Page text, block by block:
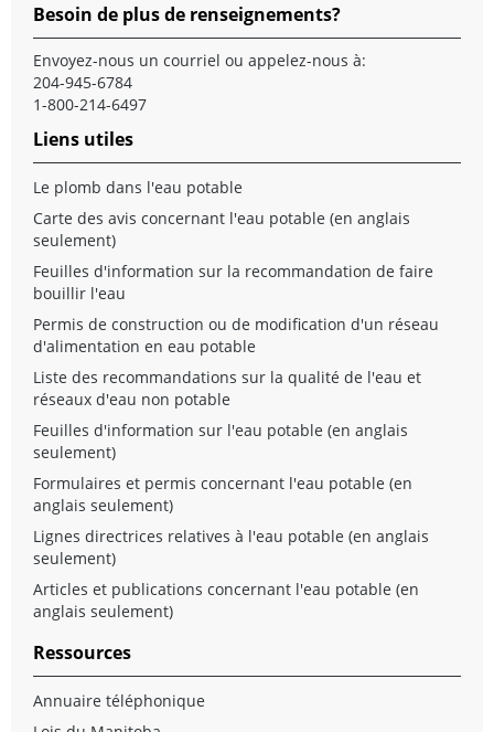
Besoin de plus de renseignements?
Envoyez-nous un courriel ou appelez-nous à:
204-945-6784
1-800-214-6497
Liens utiles
Le plomb dans l'eau potable
Carte des avis concernant l'eau potable (en anglais
seulement)
Feuilles d'information sur la recommandation de faire
bouillir l'eau
Permis de construction ou de modification d'un réseau
d'alimentation en eau potable
Liste des recommandations sur la qualité de l'eau et
réseaux d'eau non potable
Feuilles d'information sur l'eau potable (en anglais
seulement)
Formulaires et permis concernant l'eau potable (en
anglais seulement)
Lignes directrices relatives à l'eau potable (en anglais
seulement)
Articles et publications concernant l'eau potable (en
anglais seulement)
Ressources
Annuaire téléphonique